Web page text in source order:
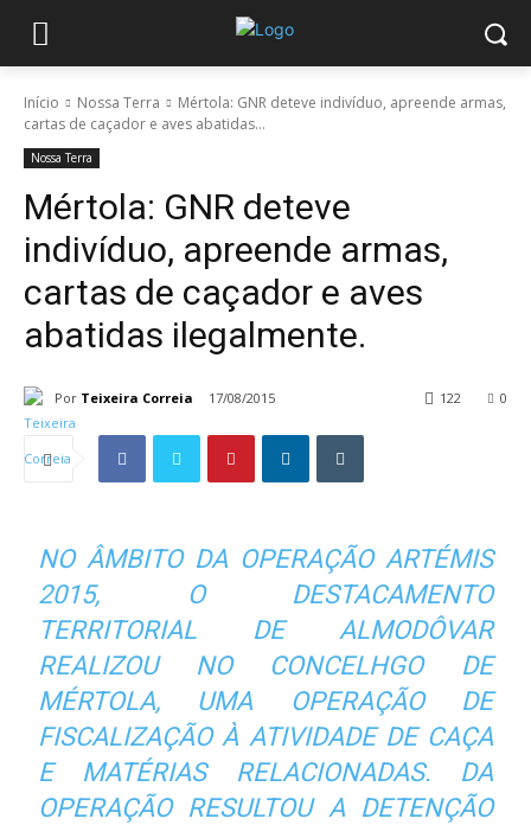
Início Nossa Terra
Mértola: GNR deteve indivíduo, apreende armas,
cartas de caçador e aves abatidas...
Nossa Terra
Mértola: GNR deteve
indivíduo, apreende armas,
cartas de caçador e aves
abatidas ilegalmente.
Por Teixeira Correia 17/08/2015 0
122
NO ÂMBITO DA OPERAÇÃO ARTÉMIS
2015, O DESTACAMENTO
TERRITORIAL DE ALMODÔVAR
REALIZOU NO CONCELHGO DE
MÉRTOLA, UMA OPERAÇÃO DE
FISCALIZAÇÃO À ATIVIDADE DE CAÇA
E MATÉRIAS RELACIONADAS. DA
OPERAÇÃO RESULTOU A DETENÇÃO